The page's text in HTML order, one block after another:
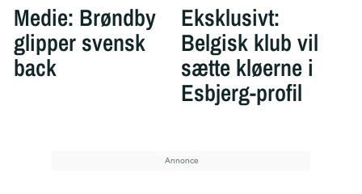
Medie: Brøndby
glipper svensk
back
Eksklusivt:
Belgisk klub vil
sætte kløerne i
Esbjerg-profil